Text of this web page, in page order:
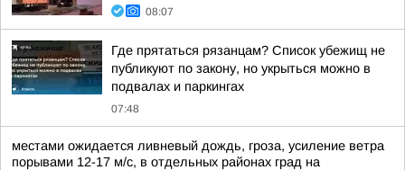
08:07
Где прятаться рязанцам? Список убежищ не
публикуют по закону, но укрыться можно в
подвалах и паркингах
07:48
местами ожидается ливневый дождь, гроза, усиление ветра
порывами 12-17 м/с, в отдельных районах град на